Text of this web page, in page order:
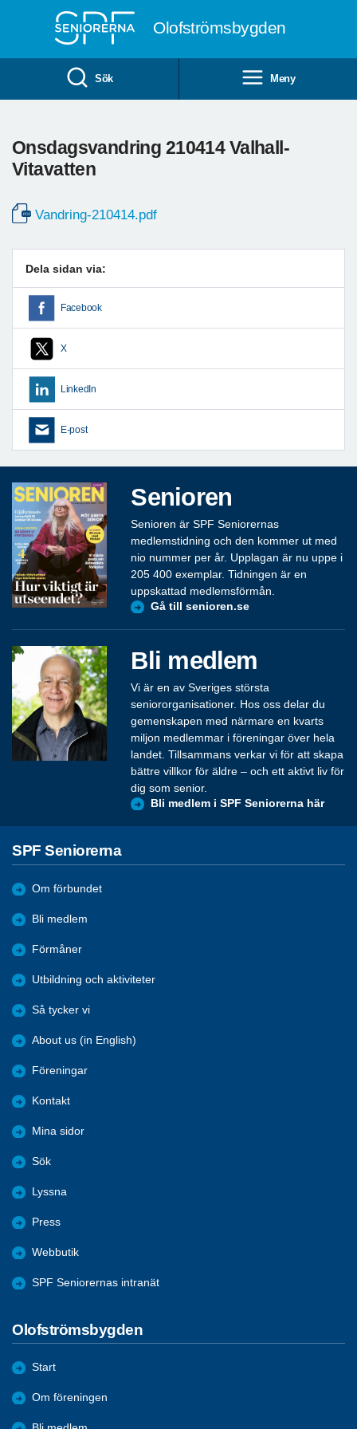
Olofströmsbygden
Sök Meny
Onsdagsvandring 210414 Valhall-
Vitavatten
Vandring-210414.pdf
Dela sidan via:
Facebook
X
LinkedIn
E-post
Senioren
Senioren är SPF Seniorernas
medlemstidning och den kommer ut med
nio nummer per år. Upplagan är nu uppe i
205 400 exemplar. Tidningen är en
uppskattad medlemsförmån.
Gå till senioren.se
Bli medlem
Vi är en av Sveriges största
seniororganisationer. Hos oss delar du
gemenskapen med närmare en kvarts
miljon medlemmar i föreningar över hela
landet. Tillsammans verkar vi för att skapa
bättre villkor för äldre – och ett aktivt liv för
dig som senior.
Bli medlem i SPF Seniorerna här
SPF Seniorerna
Om förbundet
Bli medlem
Förmåner
Utbildning och aktiviteter
Så tycker vi
About us (in English)
Föreningar
Kontakt
Mina sidor
Sök
Lyssna
Press
Webbutik
SPF Seniorernas intranät
Olofströmsbygden
Start
Om föreningen